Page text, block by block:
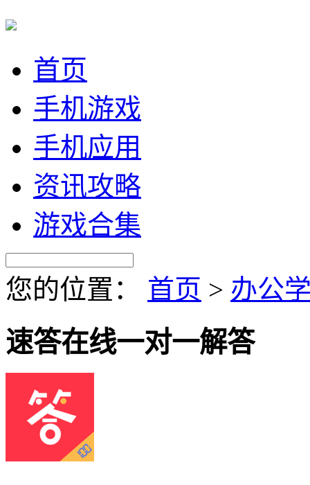
首页
手机游戏
手机应用
资讯攻略
游戏合集
您的位置： 首页 > 办公
速答在线一对一解答